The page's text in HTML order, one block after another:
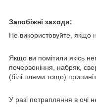
Запобіжні заходи:
Не використовуйте, якщо
Якщо ви помітили якісь
почервоніння, набряк,
(білі плями тощо)
У разі потрапляння в очі